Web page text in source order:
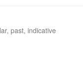
past, indicative